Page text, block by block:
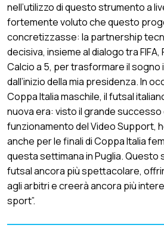
nell’utilizzo di questo strumento a
fortemente voluto che questo
concretizzasse: la partnership
decisiva, insieme al dialogo tra FIFA,
Calcio a 5, per trasformare il sogno
dall’inizio della mia presidenza. In
Coppa Italia maschile, il futsal
nuova era: visto il grande
funzionamento del Video Support,
anche per le finali di Coppa Italia
questa settimana in Puglia. Questo
futsal ancora più spettacolare,
agli arbitri e creerà ancora più
sport”.